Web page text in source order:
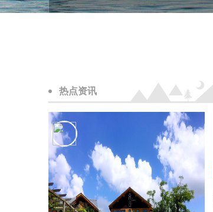
热点资讯